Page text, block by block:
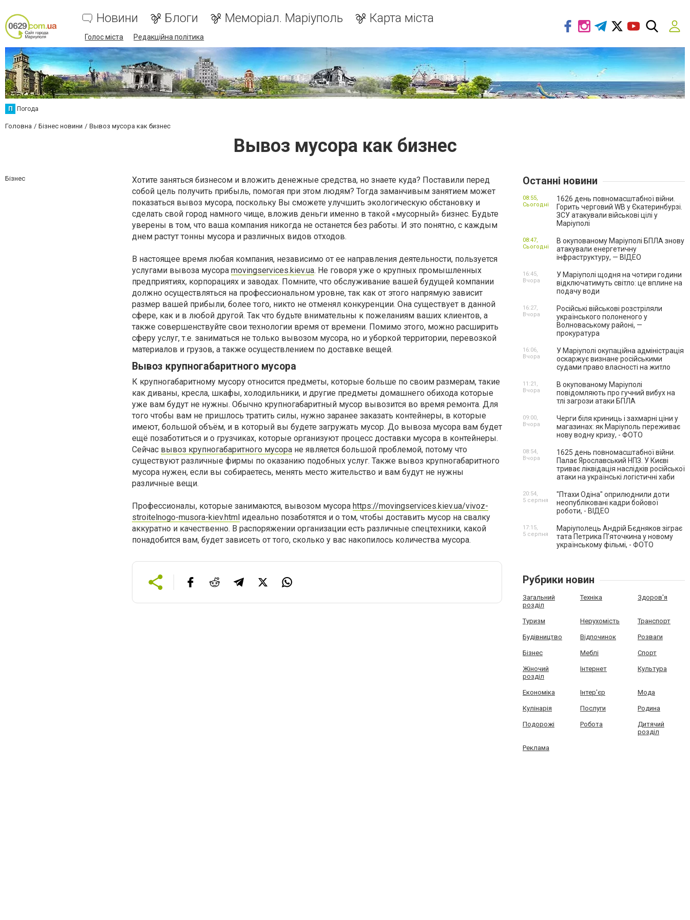
Новини Блоги Меморіал. Маріуполь Карта міста
Голос міста Редакційна політика
П Погода
Головна Бізнес новини Вывоз мусора как бизнес
Вывоз мусора как бизнес
Бізнес
Хотите заняться бизнесом и вложить денежные средства, но знаете куда? Поставили перед
собой цель получить прибыль, помогая при этом людям? Тогда заманчивым занятием может
показаться вывоз мусора, поскольку Вы сможете улучшить экологическую обстановку и
сделать свой город намного чище, вложив деньги именно в такой «мусорный» бизнес. Будьте
уверены в том, что ваша компания никогда не останется без работы. И это понятно, с каждым
днем растут тонны мусора и различных видов отходов.
В настоящее время любая компания, независимо от ее направления деятельности, пользуется
услугами вывоза мусора movingservices.kiev.ua. Не говоря уже о крупных промышленных
предприятиях, корпорациях и заводах. Помните, что обслуживание вашей будущей компании
должно осуществляться на профессиональном уровне, так как от этого напрямую зависит
размер вашей прибыли, более того, никто не отменял конкуренции. Она существует в данной
сфере, как и в любой другой. Так что будьте внимательны к пожеланиям ваших клиентов, а
также совершенствуйте свои технологии время от времени. Помимо этого, можно расширить
сферу услуг, т.е. заниматься не только вывозом мусора, но и уборкой территории, перевозкой
материалов и грузов, а также осуществлением по доставке вещей.
Вывоз крупногабаритного мусора
К крупногабаритному мусору относится предметы, которые больше по своим размерам, такие
как диваны, кресла, шкафы, холодильники, и другие предметы домашнего обихода которые
уже вам будут не нужны. Обычно крупногабаритный мусор вывозится во время ремонта. Для
того чтобы вам не пришлось тратить силы, нужно заранее заказать контейнеры, в которые
имеют, большой объём, и в который вы будете загружать мусор. До вывоза мусора вам будет
ещё позаботиться и о грузчиках, которые организуют процесс доставки мусора в контейнеры.
Сейчас вывоз крупногабаритного мусора не является большой проблемой, потому что
существуют различные фирмы по оказанию подобных услуг. Также вывоз крупногабаритного
мусора нужен, если вы собираетесь, менять место жительство и вам будут не нужны
различные вещи.
Профессионалы, которые занимаются, вывозом мусора https://movingservices.kiev.ua/vivoz-
stroitelnogo-musora-kiev.html идеально позаботятся и о том, чтобы доставить мусор на свалку
аккуратно и качественно. В распоряжении организации есть различные спецтехники, какой
понадобится вам, будет зависеть от того, сколько у вас накопилось количества мусора.
Останні новини
1626 день повномасштабної війни.
Горить черговий WB у Єкатеринбурзі.
ЗСУ атакували військові цілі у
Маріуполі
08:55,
Сьогодні
В окупованому Маріуполі БПЛА знову
атакували енергетичну
інфраструктуру, — ВІДЕО
08:47,
Сьогодні
У Маріуполі щодня на чотири години
відключатимуть світло: це вплине на
подачу води
16:45,
Вчора
Російські військові розстріляли
українського полоненого у
Волноваському районі, —
прокуратура
16:27,
Вчора
У Маріуполі окупаційна адміністрація
оскаржує визнане російськими
судами право власності на житло
16:06,
Вчора
В окупованому Маріуполі
повідомляють про гучний вибух на
тлі загрози атаки БПЛА
11:21,
Вчора
Черги біля криниць і захмарні ціни у
магазинах: як Маріуполь переживає
нову водну кризу, - ФОТО
09:00,
Вчора
1625 день повномасштабної війни.
Палає Ярославський НПЗ. У Києві
триває ліквідація наслідків російської
атаки на українські логістичні хаби
08:54,
Вчора
"Птахи Одіна" оприлюднили доти
неопубліковані кадри бойової
роботи, - ВІДЕО
20:54,
5 серпня
Маріуполець Андрій Бєдняков зіграє
тата Петрика П’яточкина у новому
українському фільмі, - ФОТО
17:15,
5 серпня
Рубрики новин
Загальний
розділ
Техніка Здоров'я
Туризм Нерухомість Транспорт
Будівництво Відпочинок Розваги
Бізнес Меблі Спорт
Жіночий
розділ
Інтернет Культура
Економіка Інтер'єр Мода
Кулінарія Послуги Родина
Подорожі Робота
Дитячий
розділ
Реклама